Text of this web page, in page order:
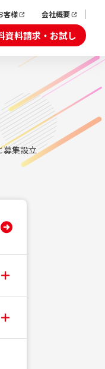
客様 会社概要
資料請求・お試し
募集設立